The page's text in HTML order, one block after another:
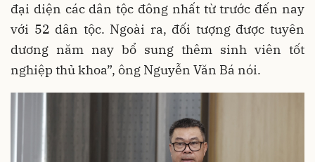
đại diện các dân tộc đông nhất từ trước đến nay
với 52 dân tộc. Ngoài ra, đối tượng được tuyên
dương năm nay bổ sung thêm sinh viên tốt
nghiệp thủ khoa”, ông Nguyễn Văn Bá nói.